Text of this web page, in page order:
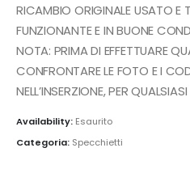
RICAMBIO ORIGINALE USATO E
FUNZIONANTE E IN BUONE
NOTA: PRIMA DI EFFETTUARE
CONFRONTARE LE FOTO E I
NELL’INSERZIONE, PER
Availability: Esaurito
Categoria: Specchietti